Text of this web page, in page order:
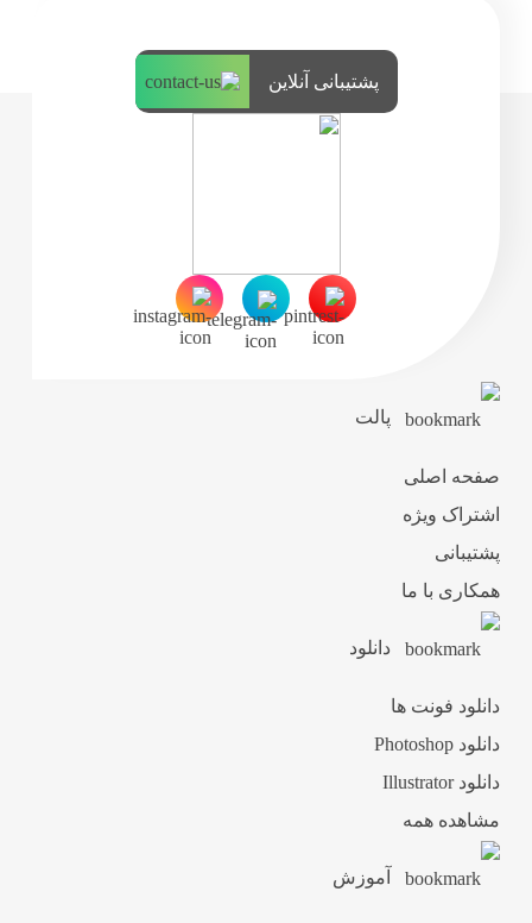
پالت
صفحه اصلی
اشتراک ویژه
پشتیبانی
همکاری با ما
دانلود
دانلود فونت ها
دانلود Photoshop
دانلود Illustrator
مشاهده همه
آموزش
پشتیبانی آنلاین